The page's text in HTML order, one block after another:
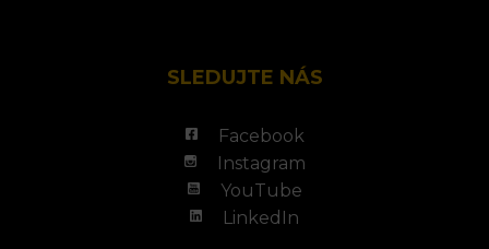
SLEDUJTE NÁS
Facebook
Instagram
YouTube
LinkedIn